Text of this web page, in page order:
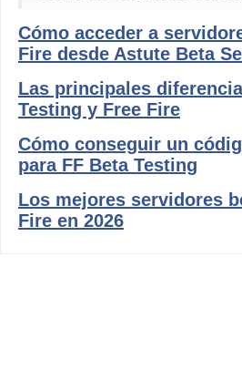
Cómo acceder a
Fire desde Astute Beta
Las principales
Testing y Free Fire
Cómo conseguir un
para FF Beta Testing
Los mejores servidores
Fire en 2026